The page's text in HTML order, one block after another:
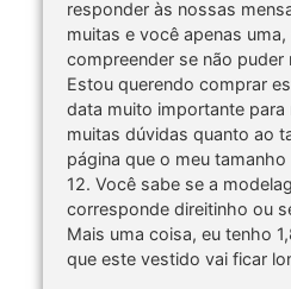
responder às nossas
muitas e você apenas
compreender se não puder
Estou querendo comprar
data muito importante
muitas dúvidas quanto ao
página que o meu
12. Você sabe se a
corresponde direitinho ou
Mais uma coisa, eu tenho
que este vestido vai ficar